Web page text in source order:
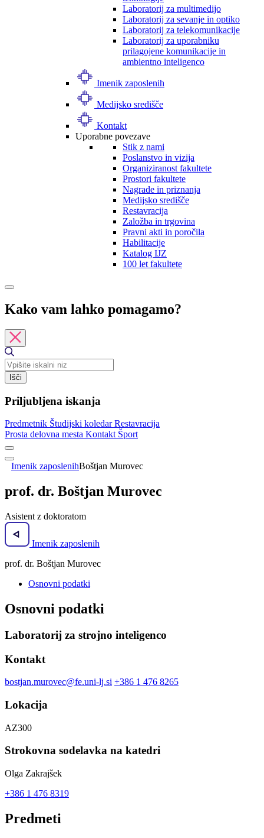
Laboratorij za multimedijo
Laboratorij za sevanje in optiko
Laboratorij za telekomunikacije
Laboratorij za uporabniku
prilagojene komunikacije in
ambientno inteligenco
Imenik zaposlenih
Medijsko središče
Kontakt
Uporabne povezave
Stik z nami
Poslanstvo in vizija
Organiziranost fakultete
Prostori fakultete
Nagrade in priznanja
Medijsko središče
Restavracija
Založba in trgovina
Pravni akti in poročila
Habilitacije
Katalog IJZ
100 let fakultete
Kako vam lahko pomagamo?
Išči
Priljubljena iskanja
Predmetnik Študijski koledarRestavracija
Prosta delovna mesta Kontakt Šport
Imenik zaposlenihBoštjan Murovec
prof. dr. Boštjan Murovec
Asistent z doktoratom
Imenik zaposlenih
prof. dr. Boštjan Murovec
Osnovni podatki
Osnovni podatki
Laboratorij za strojno inteligenco
Kontakt
bostjan.murovec@fe.uni-lj.si +386 1 476 8265
Lokacija
AZ300
Strokovna sodelavka na katedri
Olga Zakrajšek
+386 1 476 8319
Predmeti